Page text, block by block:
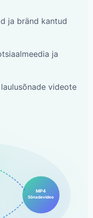
ja bränd kantud
ja
videote
MP4
Sõnadevideo